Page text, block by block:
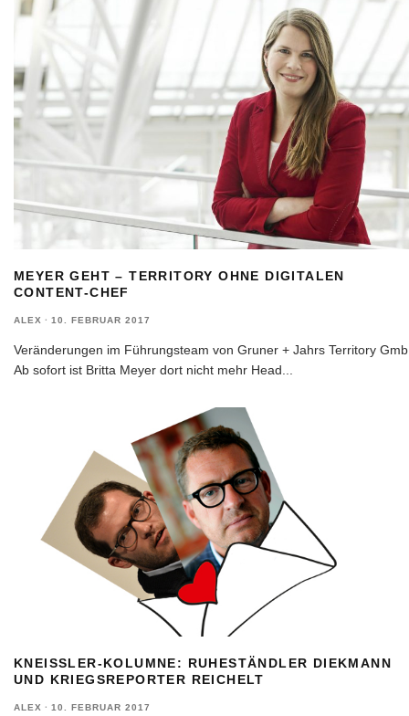
MEYER GEHT – TERRITORY OHNE DIGITALEN
CONTENT-CHEF
ALEX · 10. FEBRUAR 2017
Veränderungen im Führungsteam von Gruner + Jahrs Territory
Ab sofort ist Britta Meyer dort nicht mehr Head...
KNEISSLER-KOLUMNE: RUHESTÄNDLER DIEKMANN
UND KRIEGSREPORTER REICHELT
ALEX · 10. FEBRUAR 2017